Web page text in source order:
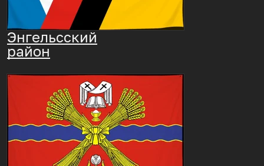
Энгельсский
район